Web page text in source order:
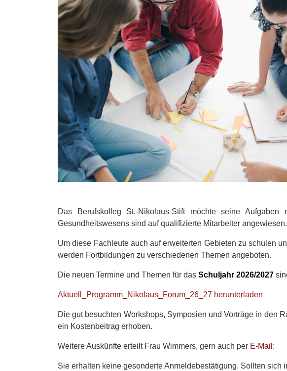
Das Berufskolleg St.-Nikolaus-Stift möchte seine
Gesundheitswesens sind auf qualifizierte Mitarbeiter angewiesen.
Um diese Fachleute auch auf erweiterten Gebieten zu schulen
werden Fortbildungen zu verschiedenen Themen angeboten.
Die neuen Termine und Themen für das Schuljahr 2026/2027
Aktuell_Programm_Nikolaus_Forum_26_27 herunterladen
Die gut besuchten Workshops, Symposien und Vorträge in den
ein Kostenbeitrag erhoben.
Weitere Auskünfte erteilt Frau Wimmers, gern auch per E-Mail :
Sie erhalten keine gesonderte Anmeldebestätigung. Sollten